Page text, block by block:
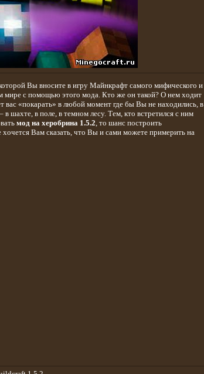
Вы вносите в игру Майнкрафт самого мифического и
мире с помощью этого мода. Кто же он такой? О нем ходит
«покарать» в любой момент где бы Вы не находились, в
шахте, в поле, в темном лесу. Тем, кто встретился с ним
мод на херобрина 1.5.2, то шанс построить
Вам сказать, что Вы и сами можете примерить на